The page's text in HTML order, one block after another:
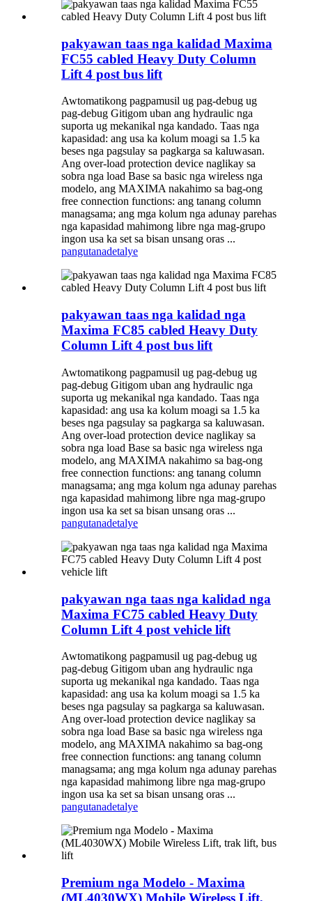
pakyawan taas nga kalidad Maxima
FC55 cabled Heavy Duty Column
Lift 4 post bus lift
Awtomatikong pagpamusil ug pag-debug ug
pag-debug Gitigom uban ang hydraulic nga
suporta ug mekanikal nga kandado. Taas nga
kapasidad: ang usa ka kolum moagi sa 1.5 ka
beses nga pagsulay sa pagkarga sa kaluwasan.
Ang over-load protection device naglikay sa
sobra nga load Base sa basic nga wireless nga
modelo, ang MAXIMA nakahimo sa bag-ong
free connection functions: ang tanang column
managsama; ang mga kolum nga adunay parehas
nga kapasidad mahimong libre nga mag-grupo
ingon usa ka set sa bisan unsang oras ...
pangutanadetalye
pakyawan taas nga kalidad nga
Maxima FC85 cabled Heavy Duty
Column Lift 4 post bus lift
Awtomatikong pagpamusil ug pag-debug ug
pag-debug Gitigom uban ang hydraulic nga
suporta ug mekanikal nga kandado. Taas nga
kapasidad: ang usa ka kolum moagi sa 1.5 ka
beses nga pagsulay sa pagkarga sa kaluwasan.
Ang over-load protection device naglikay sa
sobra nga load Base sa basic nga wireless nga
modelo, ang MAXIMA nakahimo sa bag-ong
free connection functions: ang tanang column
managsama; ang mga kolum nga adunay parehas
nga kapasidad mahimong libre nga mag-grupo
ingon usa ka set sa bisan unsang oras ...
pangutanadetalye
pakyawan nga taas nga kalidad nga
Maxima FC75 cabled Heavy Duty
Column Lift 4 post vehicle lift
Awtomatikong pagpamusil ug pag-debug ug
pag-debug Gitigom uban ang hydraulic nga
suporta ug mekanikal nga kandado. Taas nga
kapasidad: ang usa ka kolum moagi sa 1.5 ka
beses nga pagsulay sa pagkarga sa kaluwasan.
Ang over-load protection device naglikay sa
sobra nga load Base sa basic nga wireless nga
modelo, ang MAXIMA nakahimo sa bag-ong
free connection functions: ang tanang column
managsama; ang mga kolum nga adunay parehas
nga kapasidad mahimong libre nga mag-grupo
ingon usa ka set sa bisan unsang oras ...
pangutanadetalye
Premium nga Modelo - Maxima
(ML4030WX) Mobile Wireless Lift,